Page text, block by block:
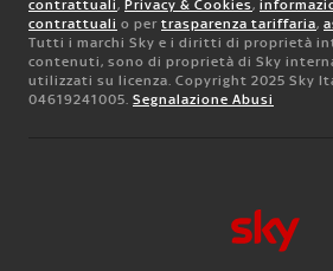
contrattuali, Privacy & Cookies,
contrattuali o per trasparenza tariffaria,
Tutti i marchi Sky e i diritti di proprietà
contenuti, sono di proprietà di Sky
utilizzati su licenza. Copyright 2025 Sky
04619241005. Segnalazione Abusi